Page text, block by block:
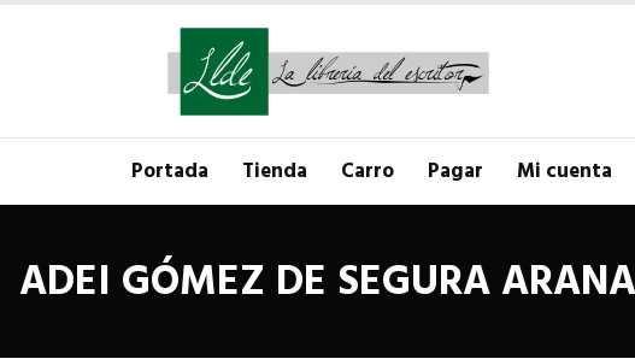
Portada Tienda Carro Pagar Mi cuenta
ADEI GÓMEZ DE SEGURA ARANA